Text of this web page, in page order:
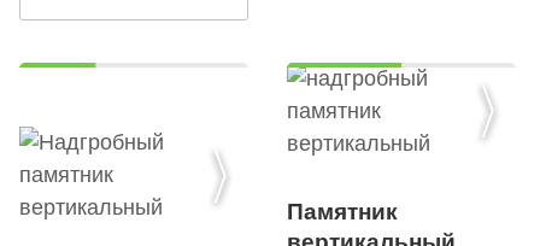
Памятник